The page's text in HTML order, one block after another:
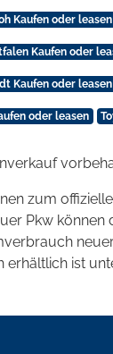
Kaufen oder leasen
Kaufen oder
Kaufen oder leasen
oder leasen
zum
Pkw können
erhältlich ist